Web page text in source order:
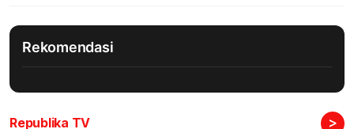
Rekomendasi
Republika TV >